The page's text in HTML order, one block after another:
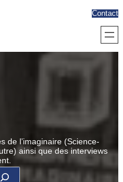
Contact
de l’imaginaire (Science-
ainsi que des interviews